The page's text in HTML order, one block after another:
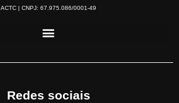
ACTC | CNPJ: 67.975.086/0001-49
Redes sociais